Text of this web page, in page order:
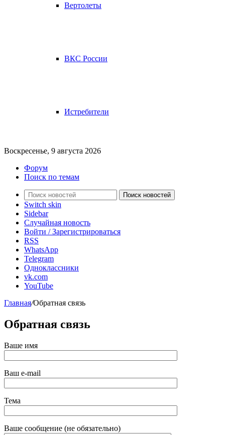
Вертолеты
ВКС России
Истребители
Воскресенье, 9 августа 2026
Форум
Поиск по темам
Поиск новостей
Switch skin
Sidebar
Случайная новость
Войти / Зарегистрироваться
RSS
WhatsApp
Telegram
Одноклассники
vk.com
YouTube
Главная/Обратная связь
Обратная связь
Ваше имя
Ваш e-mail
Тема
Ваше сообщение (не обязательно)